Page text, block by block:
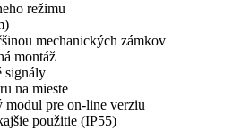
režimu
mechanických zámkov
montáž
signály
na mieste
modul pre on-line verziu
použitie (IP55)